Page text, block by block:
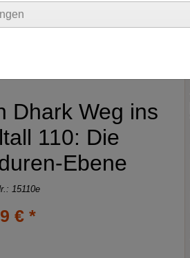
Dhark Weg ins
110: Die
Ebene
15110e
€ *